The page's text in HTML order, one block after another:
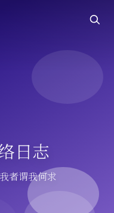
日志
者谓我何求